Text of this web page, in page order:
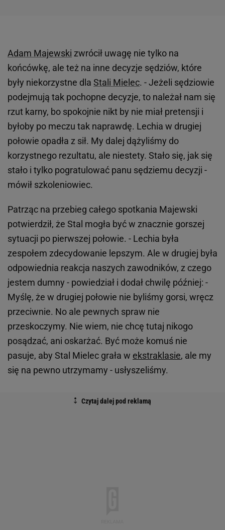
Adam Majewski zwrócił uwagę nie tylko na
końcówkę, ale też na inne decyzje sędziów, które
były niekorzystne dla Stali Mielec. - Jeżeli sędziowie
podejmują tak pochopne decyzje, to należał nam się
rzut karny, bo spokojnie nikt by nie miał pretensji i
byłoby po meczu tak naprawdę. Lechia w drugiej
połowie opadła z sił. My dalej dążyliśmy do
korzystnego rezultatu, ale niestety. Stało się, jak się
stało i tylko pogratulować panu sędziemu decyzji -
mówił szkoleniowiec.
Patrząc na przebieg całego spotkania Majewski
potwierdził, że Stal mogła być w znacznie gorszej
sytuacji po pierwszej połowie. - Lechia była
zespołem zdecydowanie lepszym. Ale w drugiej była
odpowiednia reakcja naszych zawodników, z czego
jestem dumny - powiedział i dodał chwilę później: -
Myślę, że w drugiej połowie nie byliśmy gorsi, wręcz
przeciwnie. No ale pewnych spraw nie
przeskoczymy. Nie wiem, nie chcę tutaj nikogo
posądzać, ani oskarżać. Być może komuś nie
pasuje, aby Stal Mielec grała w ekstraklasie, ale my
się na pewno utrzymamy - usłyszeliśmy.